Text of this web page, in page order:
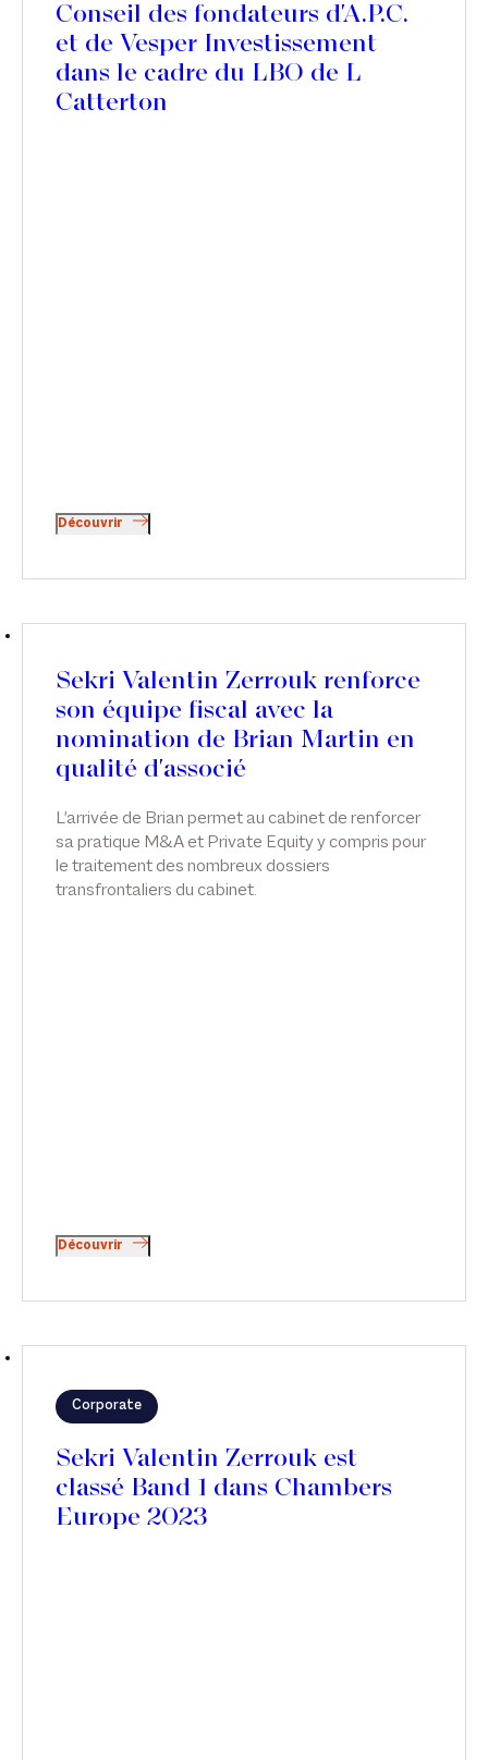
Conseil des fondateurs d'A.P.C.
et de Vesper Investissement
dans le cadre du LBO de L
Catterton
Découvrir
L'arrivée de ​Brian permet au cabinet de renforcer
sa pratique M&A et Private Equity y compris pour
le traitement des nombreux dossiers
transfrontaliers du cabinet.
Sekri Valentin Zerrouk renforce
son équipe fiscal avec la
nomination de Brian Martin en
qualité d'associé
Découvrir
Corporate
Sekri Valentin Zerrouk est
classé Band 1 dans Chambers
Europe 2023